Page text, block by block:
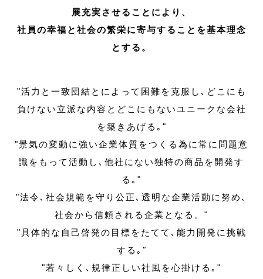
展充実させることにより、
社員の幸福と社会の繁栄に寄与することを基本理念
とする。
"活力と一致団結とによって困難を克服し､どこにも
負けない立派な内容とどこにもないユニークな会社
を築きあげる｡"
"景気の変動に強い企業体質をつくる為に常に問題意
識をもって活動し､他社にない独特の商品を開発す
る｡"
"法令､社会規範を守り公正､透明な企業活動に努め､
社会から信頼される企業となる。"
"具体的な自己啓発の目標をたてて､能力開発に挑戦
する｡"
"若々しく､規律正しい社風を心掛ける｡"